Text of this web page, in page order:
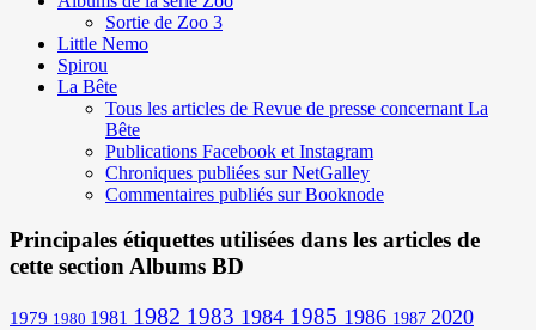
Sortie de Zoo 3
Little Nemo
Spirou
La Bête
Tous les articles de Revue de presse concernant La
Bête
Publications Facebook et Instagram
Chroniques publiées sur NetGalley
Commentaires publiés sur Booknode
Principales étiquettes utilisées dans les articles de
cette section Albums BD
1979 1980 1981 1982 1983 1984 1985 1986 1987 2020